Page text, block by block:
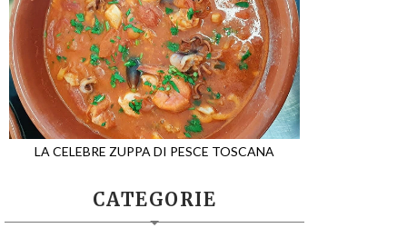
LA CELEBRE ZUPPA DI PESCE TOSCANA
CATEGORIE